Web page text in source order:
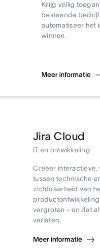
Krijg veilig
bestaande
automatiseer het
winnen.
Meer informatie
Jira Cloud
IT en ontwikkeling
Creëer
tussen technische
zichtbaarheid van
vergroten - en dat
verlaten.
Meer informatie